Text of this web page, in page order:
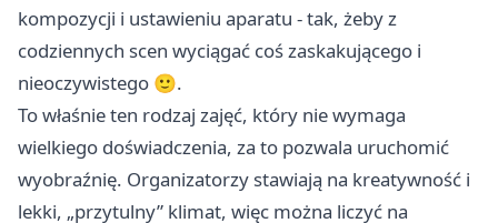
kompozycji i ustawieniu aparatu - tak, żeby z
codziennych scen wyciągać coś zaskakującego i
nieoczywistego 🙂.
To właśnie ten rodzaj zajęć, który nie wymaga
wielkiego doświadczenia, za to pozwala uruchomić
wyobraźnię. Organizatorzy stawiają na kreatywność i
lekki, „przytulny” klimat, więc można liczyć na